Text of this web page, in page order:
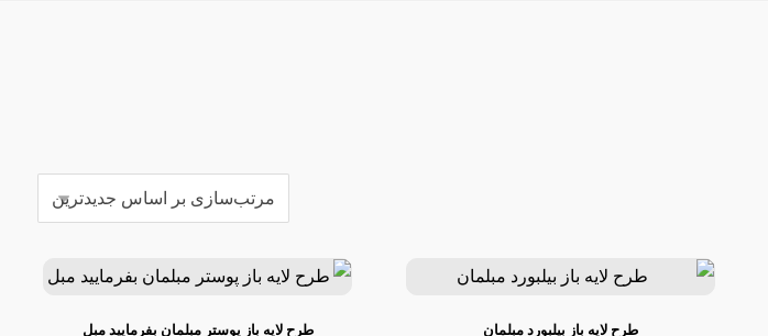
طرح لایه باز بیلبورد مبلمان طرح لایه باز پوستر مبلمان بفرمایید مبل